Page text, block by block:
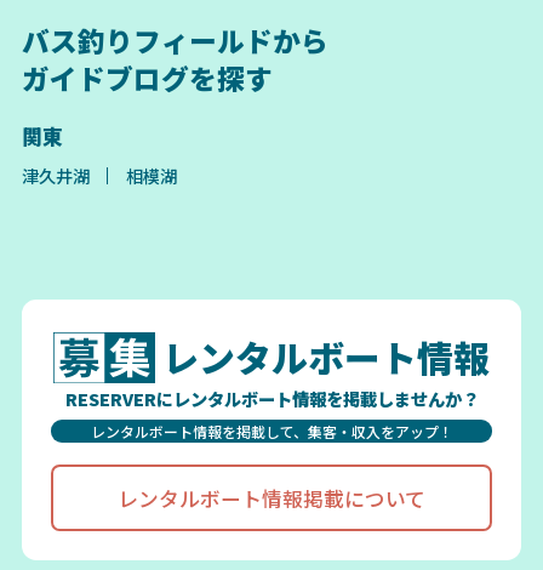
バス釣りフィールドから
ガイドブログを探す
関東
津久井湖 相模湖
レンタルボート情報
RESERVERにレンタルボート情報を掲載しませんか？
レンタルボート情報を掲載して、集客・収入をアップ！
レンタルボート情報掲載について